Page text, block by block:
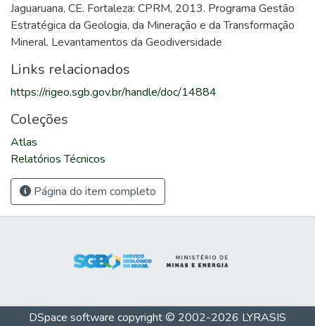
Jaguaruana, CE. Fortaleza: CPRM, 2013. Programa Gestão
Estratégica da Geologia, da Mineração e da Transformação
Mineral. Levantamentos da Geodiversidade
Links relacionados
https://rigeo.sgb.gov.br/handle/doc/14884
Coleções
Atlas
Relatórios Técnicos
Página do item completo
DSpace software copyright © 2002-2026 LYRASIS